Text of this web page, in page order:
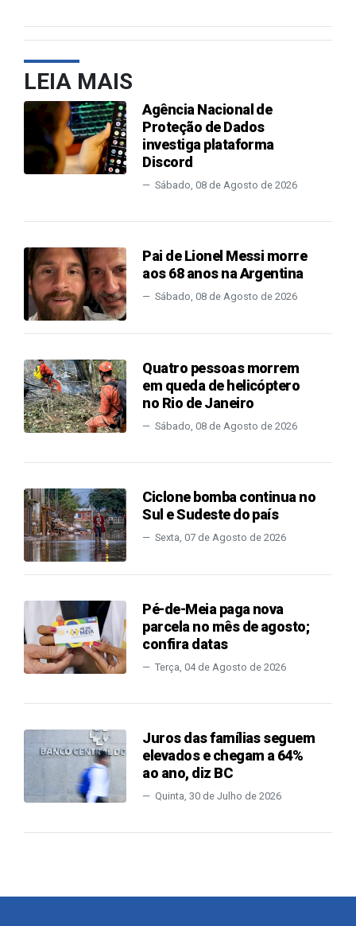
LEIA MAIS
Agência Nacional de
Proteção de Dados
investiga plataforma
Discord
Sábado, 08 de Agosto de 2026
Pai de Lionel Messi morre
aos 68 anos na Argentina
Sábado, 08 de Agosto de 2026
Quatro pessoas morrem
em queda de helicóptero
no Rio de Janeiro
Sábado, 08 de Agosto de 2026
Ciclone bomba continua no
Sul e Sudeste do país
Sexta, 07 de Agosto de 2026
Pé-de-Meia paga nova
parcela no mês de agosto;
confira datas
Terça, 04 de Agosto de 2026
Juros das famílias seguem
elevados e chegam a 64%
ao ano, diz BC
Quinta, 30 de Julho de 2026